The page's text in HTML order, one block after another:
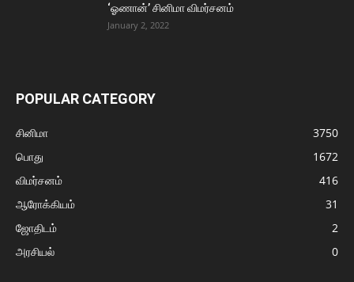
‘ஓணான்’ சினிமா விமர்சனம்
January 2, 2022
POPULAR CATEGORY
சினிமா
3750
பொது
1672
விமர்சனம்
416
ஆரோக்கியம்
31
ஜோதிடம்
2
அரசியல்
0